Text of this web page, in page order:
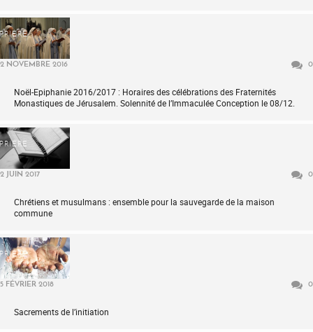
PRIÈRE
2 NOVEMBRE 2016 0
Noël-Epiphanie 2016/2017 : Horaires des célébrations des Fraternités
Monastiques de Jérusalem. Solennité de l’Immaculée Conception le 08/12.
PRIÈRE
2 JUIN 2017 0
Chrétiens et musulmans : ensemble pour la sauvegarde de la maison
commune
PRIÈRE
5 FÉVRIER 2018 0
Sacrements de l’initiation